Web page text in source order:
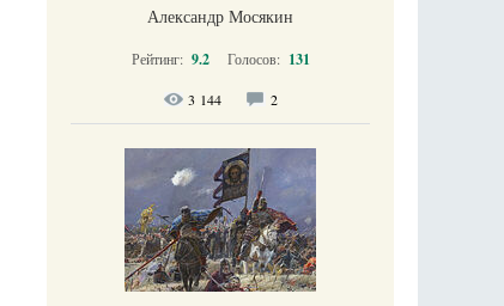
Александр Мосякин
Рейтинг: 9.2 Голосов: 131
3 144 2